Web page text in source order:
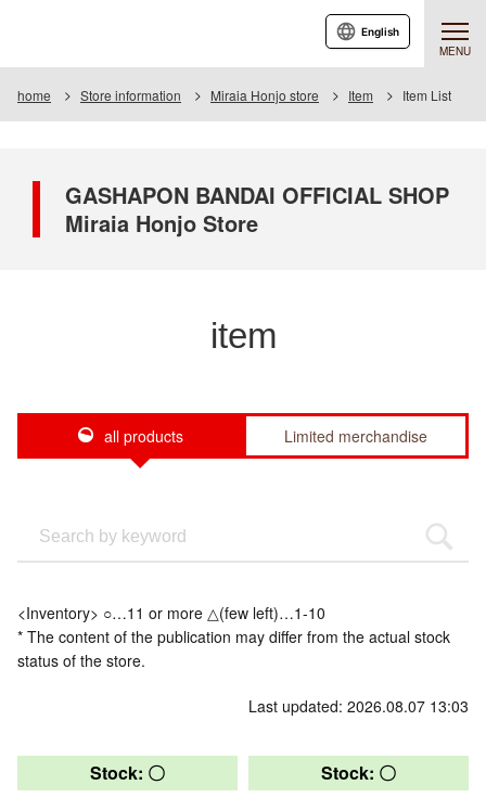
MENU
English
home Store information Miraia Honjo store Item Item List
GASHAPON BANDAI OFFICIAL SHOP
Miraia Honjo Store
item
all products Limited merchandise
<Inventory> ○…11 or more △(few left)…1-10
* The content of the publication may differ from the actual stock
status of the store.
Last updated: 2026.08.07 13:03
Stock: 〇 Stock: 〇